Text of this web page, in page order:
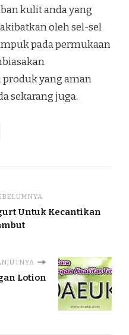
kulit anda yang
oleh sel-sel
pada permukaan
yang aman
sekarang juga.
Untuk Kecantikan
Lotion